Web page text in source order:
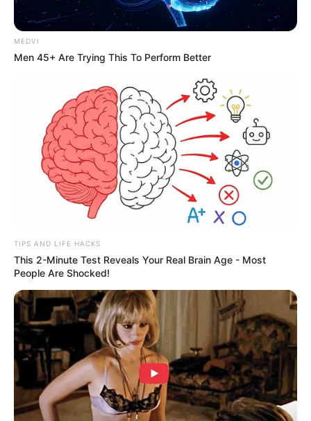
punya bobot 6 ton. Disebutkan meriam ini dapat melakukan
tembakan secara akurat meski kapal sedang melaju di
kecepatan 45 knots, dengan syarat suhu di rentang -40 sampai
50 derajat Celcius.(Gilang Perdana)
MEDVI
Men 45+ Are Trying This To Perform Better
TIPS AND LIFE HACKS
This 2-Minute Test Reveals Your Real Brain Age - Most
People Are Shocked!